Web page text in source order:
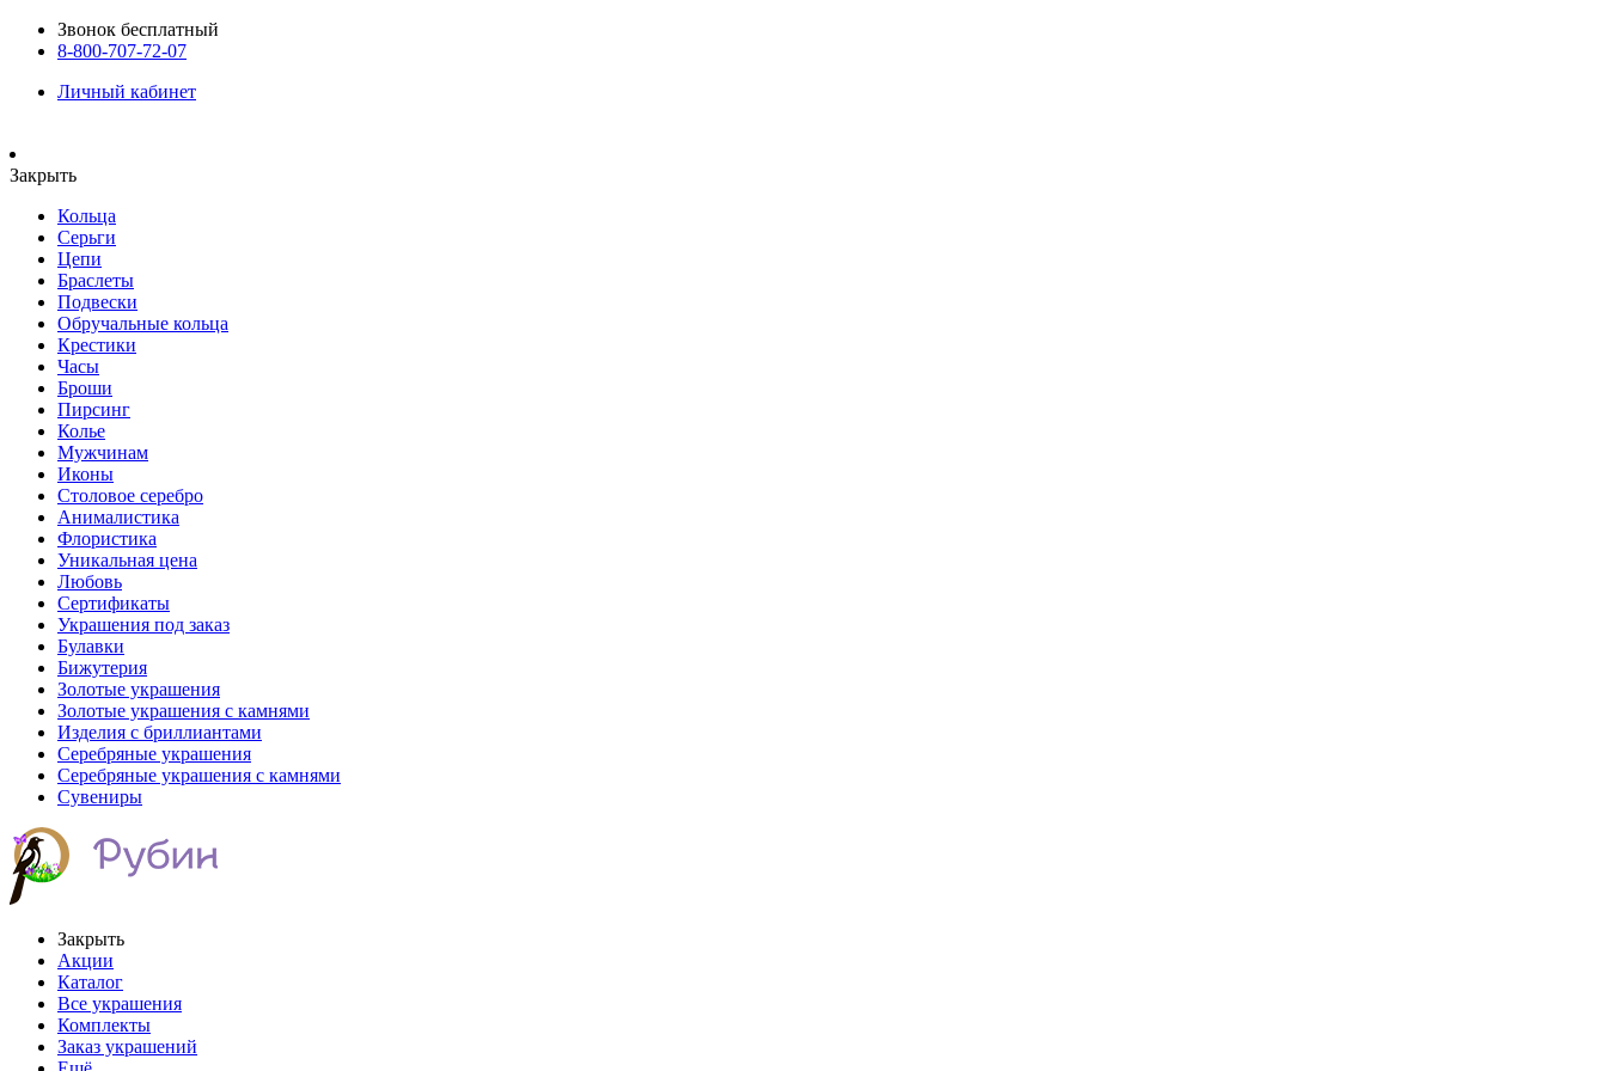
Звонок бесплатный
8-800-707-72-07
Личный кабинет
Закрыть
Кольца
Серьги
Цепи
Браслеты
Подвески
Обручальные кольца
Крестики
Часы
Броши
Пирсинг
Колье
Мужчинам
Иконы
Столовое серебро
Анималистика
Флористика
Уникальная цена
Любовь
Сертификаты
Украшения под заказ
Булавки
Бижутерия
Золотые украшения
Золотые украшения с камнями
Изделия с бриллиантами
Серебряные украшения
Серебряные украшения с камнями
Сувениры
Закрыть
Акции
Каталог
Все украшения
Комплекты
Заказ украшений